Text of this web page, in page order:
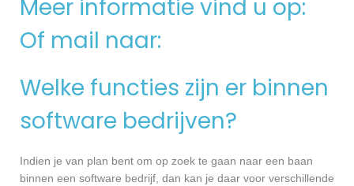
Meer informatie vind u op:
Of mail naar:
Welke functies zijn er binnen
software bedrijven?
Indien je van plan bent om op zoek te gaan naar een baan
binnen een software bedrijf, dan kan je daar voor verschillende